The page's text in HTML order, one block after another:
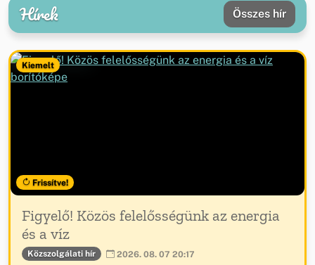
Hírek Összes hír
Kiemelt
Frissítve!
Figyelő! Közös felelősségünk az energia
és a víz
Közszolgálati hír 2026. 08. 07 20:17